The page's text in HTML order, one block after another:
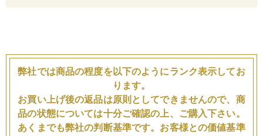
弊社では商品の程度を以下のようにランク表示してお
ります。
お買い上げ後の返品は原則としてできませんので、商
品の状態については十分ご確認の上、ご購入下さい。
あくまでも弊社の判断基準です。お客様との価値基準